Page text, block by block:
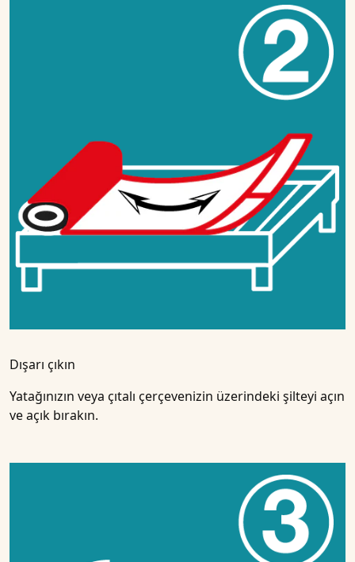
Dışarı çıkın
Yatağınızın veya çıtalı çerçevenizin üzerindeki şilteyi açın
ve açık bırakın.